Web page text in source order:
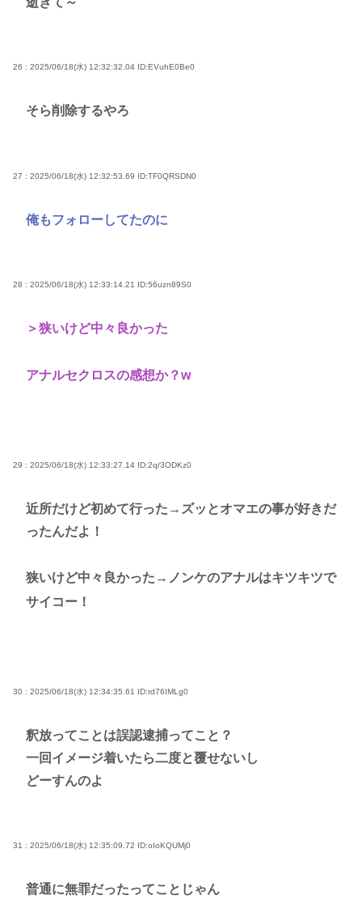
26 : 2025/06/18(水) 12:32:32.04 ID:EVuhE0Be0
そら削除するやろ
27 : 2025/06/18(水) 12:32:53.69 ID:TF0QRSDN0
俺もフォローしてたのに
28 : 2025/06/18(水) 12:33:14.21 ID:56uzn89S0
＞狭いけど中々良かった
アナルセクロスの感想か？w
29 : 2025/06/18(水) 12:33:27.14 ID:2q/3ODKz0
近所だけど初めて行った→ズッとオマエの事が好きだ
ったんだよ！
狭いけど中々良かった→ノンケのアナルはキツキツで
サイコー！
30 : 2025/06/18(水) 12:34:35.61 ID:rd76IMLg0
釈放ってことは誤認逮捕ってこと？
一回イメージ着いたら二度と覆せないし
どーすんのよ
31 : 2025/06/18(水) 12:35:09.72 ID:oIoKQUMj0
普通に無罪だったってことじゃん